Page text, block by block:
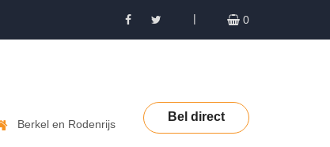
0
Berkel en Rodenrijs
Bel direct